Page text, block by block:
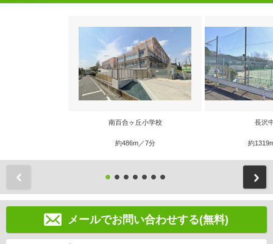
南百合ヶ丘小学校
約486m／7分
長沢
約
メールでお問い合わせする(無料)